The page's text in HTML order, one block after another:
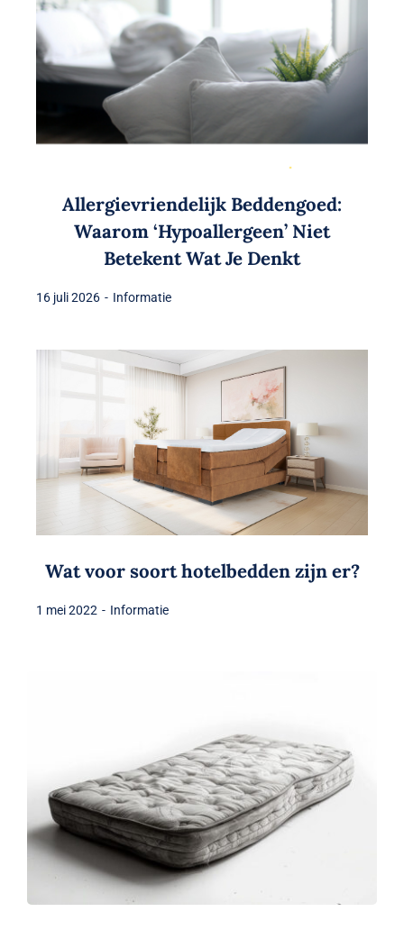
Allergievriendelijk Beddengoed:
Waarom ‘Hypoallergeen’ Niet
Betekent Wat Je Denkt
16 juli 2026 - Informatie
Wat voor soort hotelbedden zijn er?
1 mei 2022 - Informatie